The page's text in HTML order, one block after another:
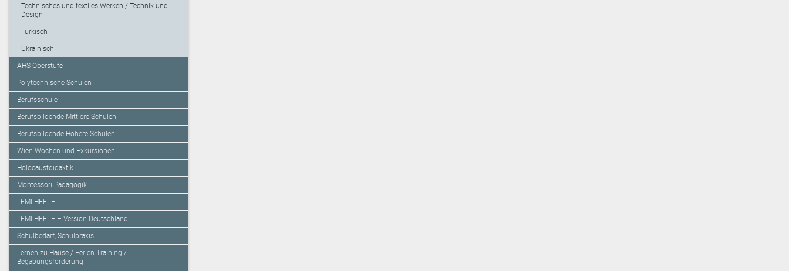
Technisches und textiles Werken / Technik und
Design
Türkisch
Ukrainisch
AHS-Oberstufe
Polytechnische Schulen
Berufsschule
Berufsbildende Mittlere Schulen
Berufsbildende Höhere Schulen
Wien-Wochen und Exkursionen
Holocaustdidaktik
Montessori-Pädagogik
LEMI HEFTE
LEMI HEFTE – Version Deutschland
Schulbedarf, Schulpraxis
Lernen zu Hause / Ferien-Training /
Begabungsförderung